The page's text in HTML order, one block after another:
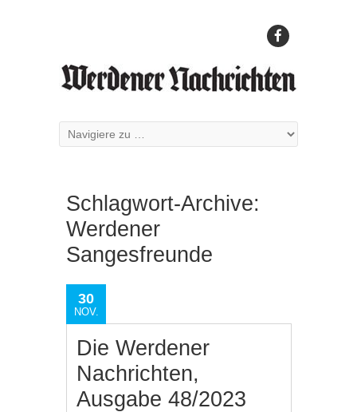
Schlagwort-Archive:
Werdener
Sangesfreunde
30
NOV.
Die Werdener
Nachrichten,
Ausgabe 48/2023